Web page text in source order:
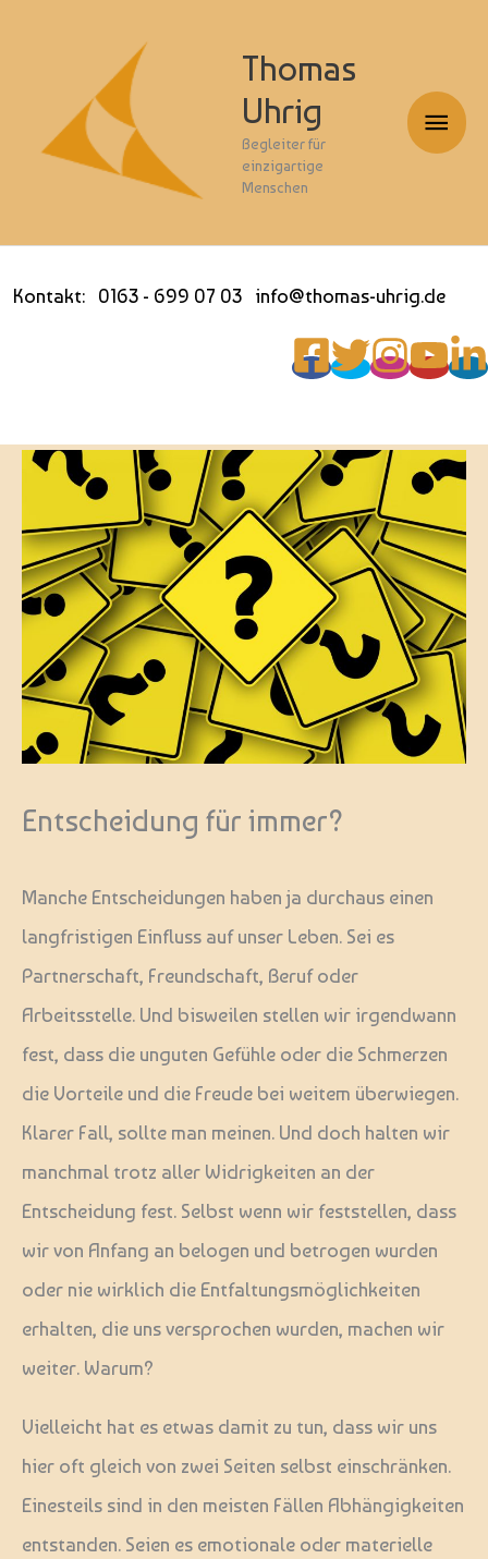
Thomas
Uhrig
Begleiter für
einzigartige
Menschen
Kontakt: 0163 - 699 07 03 info@thomas-uhrig.de
Entscheidung für immer?
Manche Entscheidungen haben ja durchaus einen
langfristigen Einfluss auf unser Leben. Sei es
Partnerschaft, Freundschaft, Beruf oder
Arbeitsstelle. Und bisweilen stellen wir irgendwann
fest, dass die unguten Gefühle oder die Schmerzen
die Vorteile und die Freude bei weitem überwiegen.
Klarer Fall, sollte man meinen. Und doch halten wir
manchmal trotz aller Widrigkeiten an der
Entscheidung fest. Selbst wenn wir feststellen, dass
wir von Anfang an belogen und betrogen wurden
oder nie wirklich die Entfaltungsmöglichkeiten
erhalten, die uns versprochen wurden, machen wir
weiter. Warum?
Vielleicht hat es etwas damit zu tun, dass wir uns
hier oft gleich von zwei Seiten selbst einschränken.
Einesteils sind in den meisten Fällen Abhängigkeiten
entstanden. Seien es emotionale oder materielle